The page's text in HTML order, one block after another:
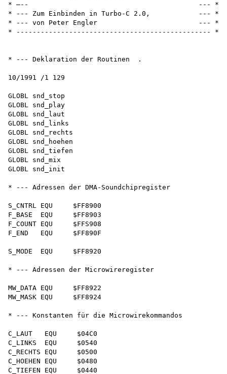
* —--                                          --- *
* --- Zum Einbinden in Turbo-C 2.0,            --- *
* --- von Peter Engler                         --- *
* ------------------------------------------------ *
* --- Deklaration der Routinen  .
10/1991 /1 129
GLOBL snd_stop
GLOBL snd_play
GLOBL snd_laut
GLOBL snd_links
GLOBL snd_rechts
GLOBL snd_hoehen
GLOBL snd_tiefen
GLOBL snd_mix
GLOBL snd_init
* --- Adressen der DMA-Soundchipregister
S_CNTRL EQU     $FF8900
F_BASE  EQU     $FF8903
F_COUNT EQU     $FFS908
F_END   EQU     $FF890F
S_MODE  EQU     $FF8920
* --- Adressen der Microwireregister
MW_DATA EQU     $FF8922
MW_MASK EQU     $FF8924
* --- Konstanten für die Microwirekommandos
C_LAUT   EQU     $04C0
C_LINKS  EQU     $0540
C_RECHTS EQU     $0500
C_HOEHEN EQU     $0480
C_TIEFEN EQU     $0440